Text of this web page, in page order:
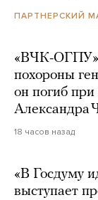
ПАРТНЕРСКИЙ
«ВЧК-
похороны
он погиб
Александра
18 часов назад
«В Госдуму
выступает